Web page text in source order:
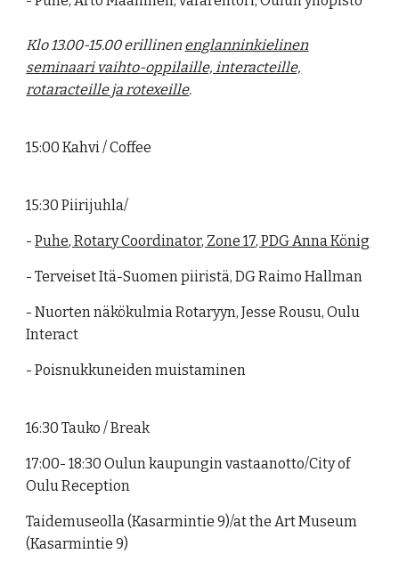
Klo 13.00-15.00 erillinenenglanninkielinen
seminaari vaihto-oppilaille, interacteille,
rotaracteille ja rotexeille.
15:00 Kahvi / Coffee
15:30 Piirijuhla/
-Puhe, Rotary Coordinator, Zone 17, PDG Anna König
- Terveiset Itä-Suomen piiristä, DG Raimo Hallman
- Nuorten näkökulmia Rotaryyn, Jesse Rousu, Oulu
Interact
- Poisnukkuneiden muistaminen
16:30 Tauko / Break
17:00- 18:30 Oulun kaupungin vastaanotto/City of
Oulu Reception
Taidemuseolla (Kasarmintie 9)/at the Art Museum
(Kasarmintie 9)